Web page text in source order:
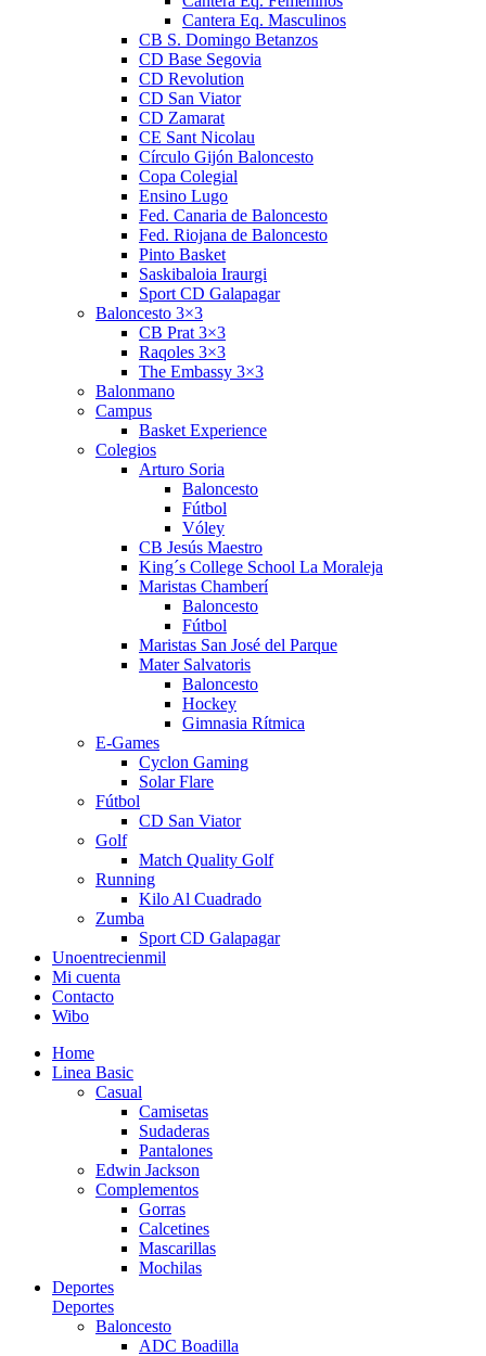
Cantera Eq. Masculinos
CB S. Domingo Betanzos
CD Base Segovia
CD Revolution
CD San Viator
CD Zamarat
CE Sant Nicolau
Círculo Gijón Baloncesto
Copa Colegial
Ensino Lugo
Fed. Canaria de Baloncesto
Fed. Riojana de Baloncesto
Pinto Basket
Saskibaloia Iraurgi
Sport CD Galapagar
Baloncesto 3×3
CB Prat 3×3
Raqoles 3×3
The Embassy 3×3
Balonmano
Campus
Basket Experience
Colegios
Arturo Soria
Baloncesto
Fútbol
Vóley
CB Jesús Maestro
King´s College School La Moraleja
Maristas Chamberí
Baloncesto
Fútbol
Maristas San José del Parque
Mater Salvatoris
Baloncesto
Hockey
Gimnasia Rítmica
E-Games
Cyclon Gaming
Solar Flare
Fútbol
CD San Viator
Golf
Match Quality Golf
Running
Kilo Al Cuadrado
Zumba
Sport CD Galapagar
Unoentrecienmil
Mi cuenta
Contacto
Wibo
Home
Linea Basic
Casual
Camisetas
Sudaderas
Pantalones
Edwin Jackson
Complementos
Gorras
Calcetines
Mascarillas
Mochilas
Deportes
Deportes
Baloncesto
ADC Boadilla